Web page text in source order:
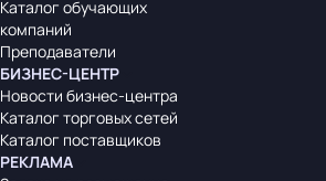
Каталог обучающих
компаний
Преподаватели
БИЗНЕС-ЦЕНТР
Новости бизнес-центра
Каталог торговых сетей
Каталог поставщиков
РЕКЛАМА